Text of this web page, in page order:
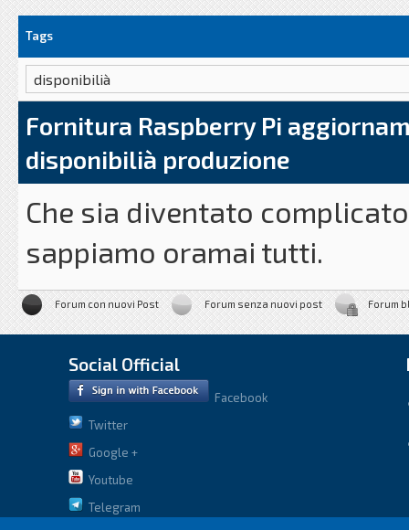
Tags
Fornitura Raspberry Pi
disponibilià produzione
Che sia diventato
sappiamo oramai tutti.
Eben Upton ha appena
situazione sul sito ufficiale,
[Immagine:
https://
[quote]
Forum con nuovi Post Forum senza nuovi post Forum
Social Official
Facebook
Twitter
Google +
Youtube
Telegram